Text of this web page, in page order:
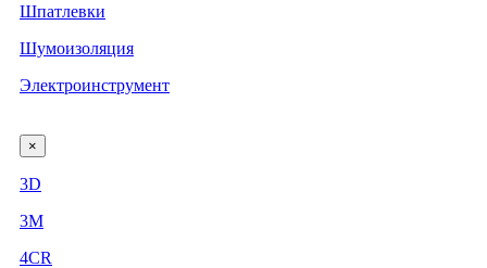
Шпатлевки
Шумоизоляция
Электроинструмент
×
3D
3М
4CR